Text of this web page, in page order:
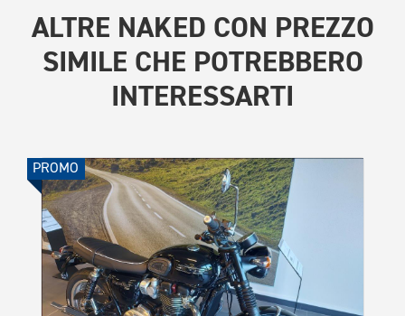
ALTRE NAKED CON PREZZO
SIMILE CHE POTREBBERO
INTERESSARTI
PROMO